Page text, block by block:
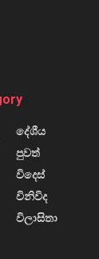
දේශීය
පුවත්
විදෙස්
විනිවිද
විලාසිතා